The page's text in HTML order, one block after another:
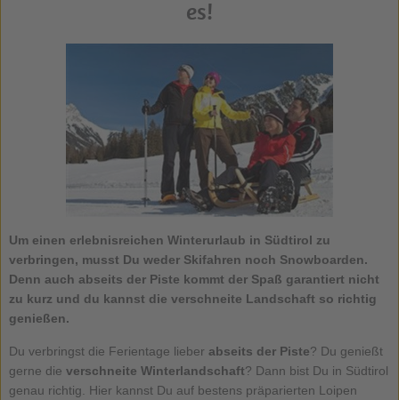
es!
Um einen erlebnisreichen Winterurlaub in Südtirol zu
verbringen, musst Du weder Skifahren noch Snowboarden.
Denn auch abseits der Piste kommt der Spaß garantiert nicht
zu kurz und du kannst die verschneite Landschaft so richtig
genießen.
Du verbringst die Ferientage lieber abseits der Piste? Du genießt
gerne die verschneite Winterlandschaft? Dann bist Du in Südtirol
genau richtig. Hier kannst Du auf bestens präparierten Loipen